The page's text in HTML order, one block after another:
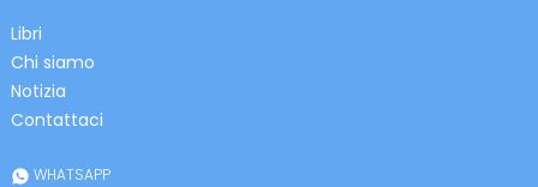
Libri
Chi siamo
Notizia
Contattaci
WHATSAPP